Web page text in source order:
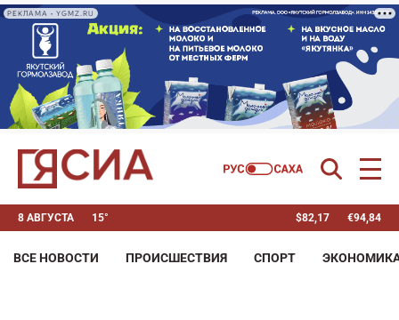
РЕКЛАМА • YGMZ.RU
8 АВГУСТА 15° $82,17 €94,84
ВСЕ НОВОСТИ ПРОИСШЕСТВИЯ СПОРТ